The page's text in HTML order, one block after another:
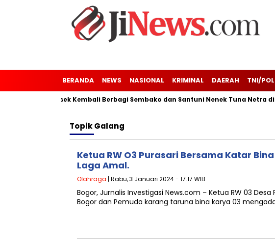
BERANDA NEWS NASIONAL KRIMINAL DAERAH TNI/
Kaler-Kresek Kembali Berbagi Sembako dan Santuni Nenek Tuna Netra di
TopikGalang
Ketua RW O3 Purasari Bersama Katar
Laga Amal.
Olahraga | Rabu, 3 Januari 2024 - 17:17 WIB
Bogor, Jurnalis Investigasi News.com – Ketua RW 03
Bogor dan Pemuda karang taruna bina karya 03